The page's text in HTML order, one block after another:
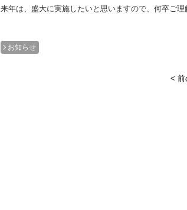
来年は、盛大に実施したいと思いますので、何卒ご
お知らせ
< 前